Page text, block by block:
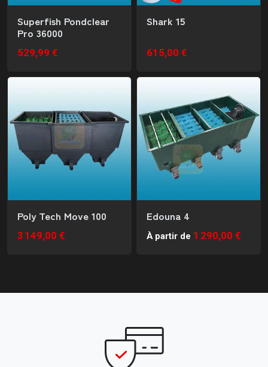
Superfish Pondclear
Pro 36000
529,99 €
Shark 15
615,00 €
Poly Tech Move 100
3 149,00 €
Edouna 4
À partir de 1 290,00 €